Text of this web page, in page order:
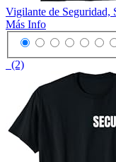
Vigilante de Seguridad,
Más Info
(2)